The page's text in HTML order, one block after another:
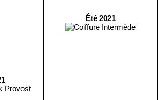
Été 2021